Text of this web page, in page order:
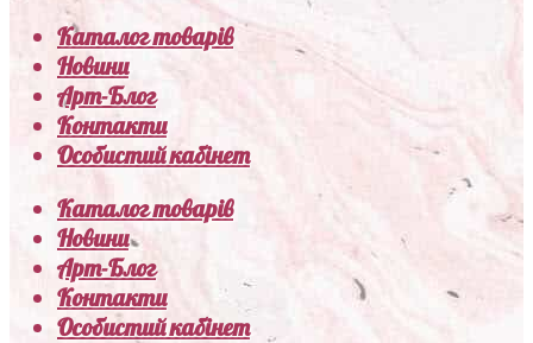
Каталог товарів
Новини
Арт-Блог
Контакти
Особистий кабінет
Каталог товарів
Новини
Арт-Блог
Контакти
Особистий кабінет